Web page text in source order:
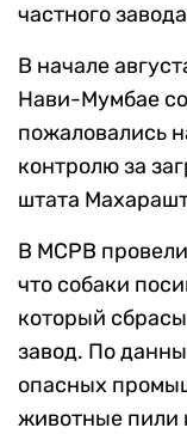
частного
В начале
Нави-Мумбае
пожаловались
контролю за
штата
В MCPB
что собаки
который
завод. По
опасных
животные пили